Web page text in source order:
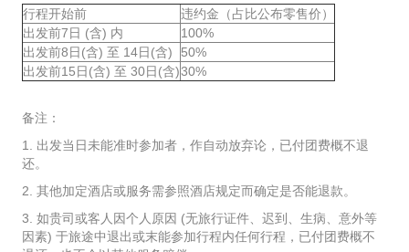
行程开始前
违约金（占比公布零售价）
出发前7日 (含) 内
100%
出发前8日(含) 至 14日(含)
50%
出发前15日(含) 至 30日(含)30%
备注：
1. 出发当日未能准时参加者，作自动放弃论，已付团费概不退
还。
2. 其他加定酒店或服务需参照酒店规定而确定是否能退款。
3. 如贵司或客人因个人原因 (无旅行证件、迟到、生病、意外等
因素) 于旅途中退出或末能参加行程内任何行程，已付团费概不